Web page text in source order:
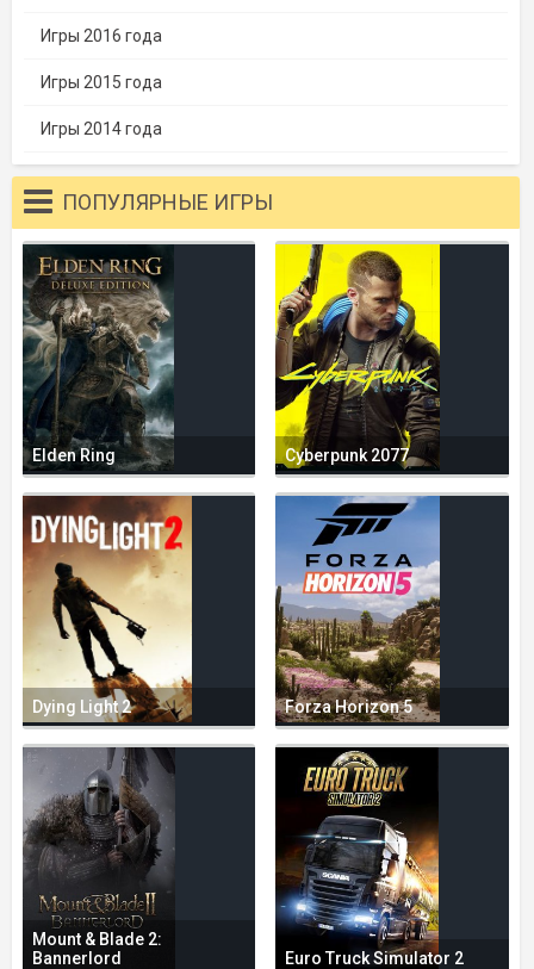
Игры 2016 года
Игры 2015 года
Игры 2014 года
ПОПУЛЯРНЫЕ ИГРЫ
Elden Ring Cyberpunk 2077
Dying Light 2 Forza Horizon 5
Mount & Blade 2:
Bannerlord
Euro Truck Simulator 2